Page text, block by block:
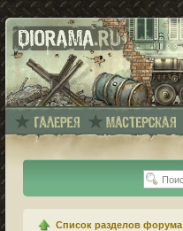
Список разделов форума